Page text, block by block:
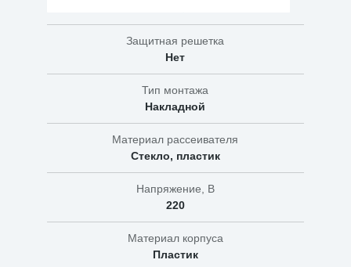
Защитная решетка
Нет
Тип монтажа
Накладной
Материал рассеивателя
Стекло, пластик
Напряжение, В
220
Материал корпуса
Пластик